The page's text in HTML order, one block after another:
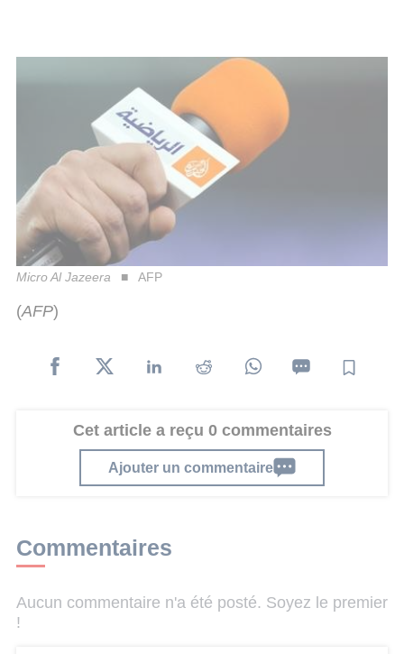
Micro Al Jazeera AFP
(AFP)
Cet article a reçu 0 commentaires
Ajouter un commentaire
Commentaires
Aucun commentaire n'a été posté. Soyez le premier
!